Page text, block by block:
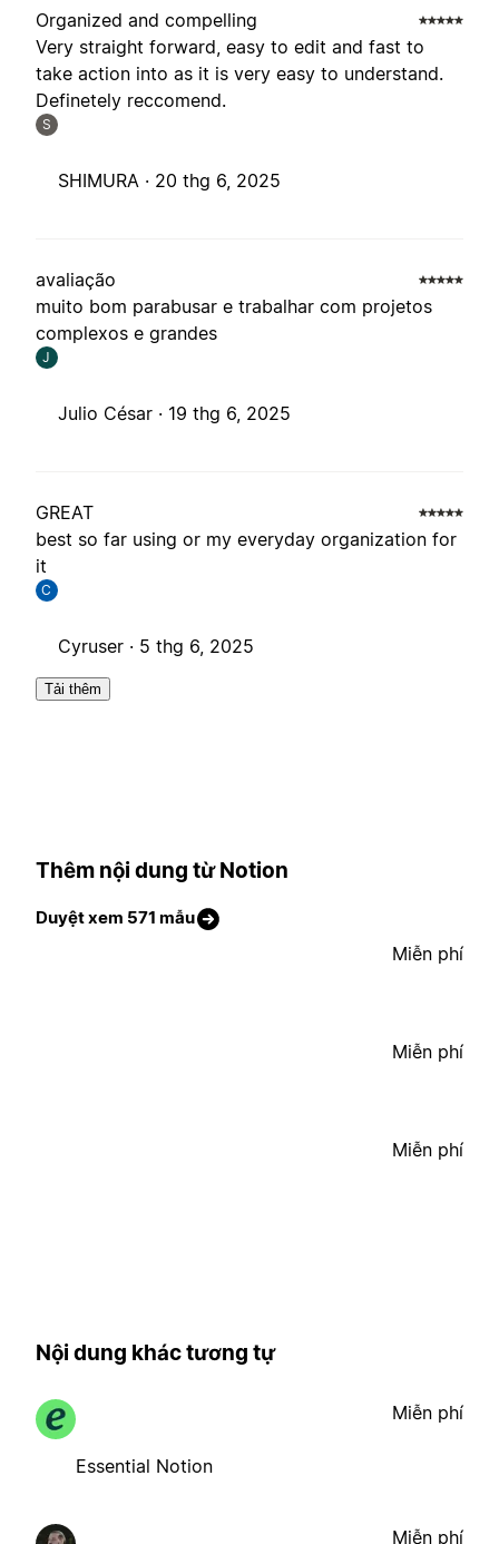
Organized and compelling
Very straight forward, easy to edit and fast to
take action into as it is very easy to understand.
Definetely reccomend.
S
SHIMURA · 20 thg 6, 2025
avaliação
muito bom parabusar e trabalhar com projetos
complexos e grandes
J
Julio César · 19 thg 6, 2025
GREAT
best so far using or my everyday organization for
it
C
Cyruser · 5 thg 6, 2025
Tải thêm
Thêm nội dung từ Notion
Duyệt xem 571 mẫu
Miễn phí
Miễn phí
Miễn phí
Nội dung khác tương tự
Essential Notion
Miễn phí
Miễn phí